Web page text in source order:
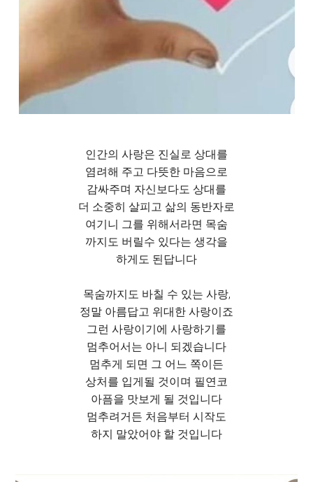
인간의 사랑은 진실로 상대를
염려해 주고 다뜻한 마음으로
감싸주며 자신보다도 상대를
더 소중히 살피고 삶의 동반자로
여기니 그를 위해서라면 목숨
까지도 버릴수 있다는 생각을
하게도 된답니다
목숨까지도 바칠 수 있는 사랑,
정말 아름답고 위대한 사랑이죠
그런 사랑이기에 사랑하기를
멈추어서는 아니 되겠습니다
멈추게 되면 그 어느 쪽이든
상처를 입게될 것이며 필연코
아픔을 맛보게 될 것입니다
멈추려거든 처음부터 시작도
하지 말았어야 할 것입니다